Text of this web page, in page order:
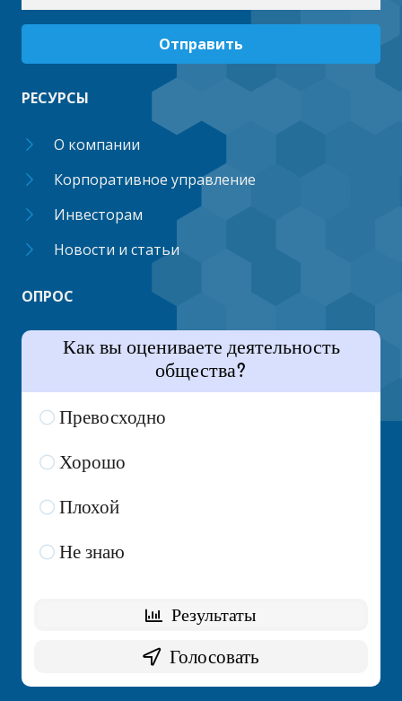
Отправить
РЕСУРСЫ
О компании
Корпоративное управление
Инвесторам
Новости и статьи
ОПРОС
Как вы оцениваете деятельность
общества?
Превосходно
Хорошо
Плохой
Не знаю